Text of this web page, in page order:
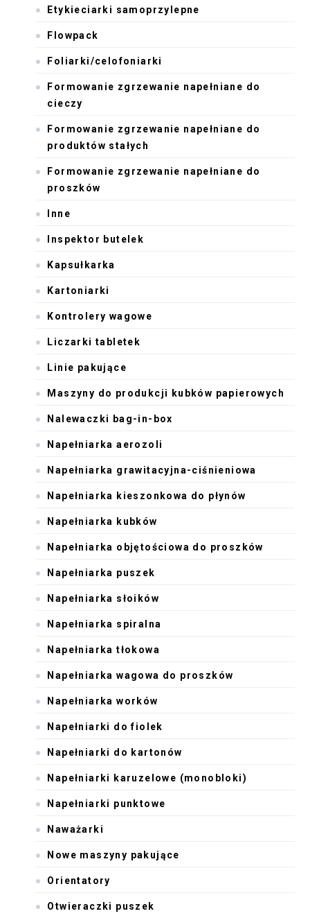
Etykieciarki samoprzylepne
Flowpack
Foliarki/celofoniarki
Formowanie zgrzewanie napełniane do
cieczy
Formowanie zgrzewanie napełniane do
produktów stałych
Formowanie zgrzewanie napełniane do
proszków
Inne
Inspektor butelek
Kapsułkarka
Kartoniarki
Kontrolery wagowe
Liczarki tabletek
Linie pakujące
Maszyny do produkcji kubków papierowych
Nalewaczki bag-in-box
Napełniarka aerozoli
Napełniarka grawitacyjna-ciśnieniowa
Napełniarka kieszonkowa do płynów
Napełniarka kubków
Napełniarka objętościowa do proszków
Napełniarka puszek
Napełniarka słoików
Napełniarka spiralna
Napełniarka tłokowa
Napełniarka wagowa do proszków
Napełniarka worków
Napełniarki do fiolek
Napełniarki do kartonów
Napełniarki karuzelowe (monobloki)
Napełniarki punktowe
Naważarki
Nowe maszyny pakujące
Orientatory
Otwieraczki puszek